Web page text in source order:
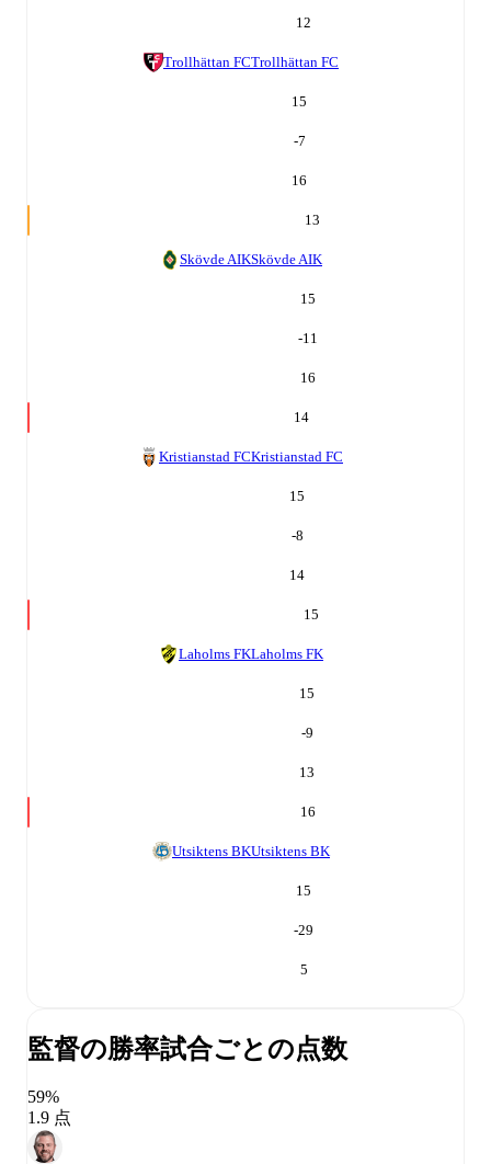
12
Trollhättan FCTrollhättan FC
15
-7
16
13
Skövde AIKSkövde AIK
15
-11
16
14
Kristianstad FCKristianstad FC
15
-8
14
15
Laholms FKLaholms FK
15
-9
13
16
Utsiktens BKUtsiktens BK
15
-29
5
監督の勝率試合ごとの点数
59%
1.9 点